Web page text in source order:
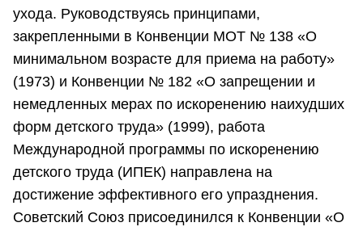
ухода. Руководствуясь принципами,
закрепленными в Конвенции МОТ № 138 «О
минимальном возрасте для приема на работу»
(1973) и Конвенции № 182 «О запрещении и
немедленных мерах по искоренению наихудших
форм детского труда» (1999), работа
Международной программы по искоренению
детского труда (ИПЕК) направлена на
достижение эффективного его упразднения.
Советский Союз присоединился к Конвенции «О